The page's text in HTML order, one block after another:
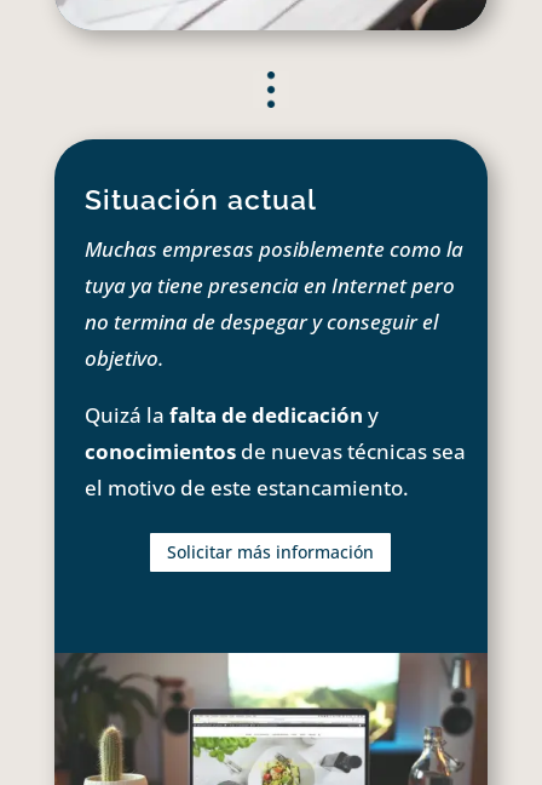
Situación actual
Muchas empresas posiblemente como la
tuya ya tiene presencia en Internet pero
no termina de despegar y conseguir el
objetivo.
Quizá la falta de dedicación y
conocimientosde nuevas técnicas sea
el motivo de este estancamiento.
Solicitar más información